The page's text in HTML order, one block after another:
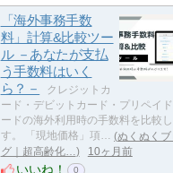
「海外事務手数
料」計算&比較ツー
ル －あなたが支払
う手数料はいく
ら？－
クレジットカ
ード・デビットカード・プリペイド
ードの海外利用時の手数料を比較し
す。 「現地価格」項…
ぬくぬくブ
グ｜超高齢化…
10ヶ月前
いいね！ 0